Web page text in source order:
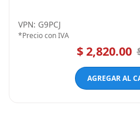
$ 3,760.00
AGREGAR AL CARRITO